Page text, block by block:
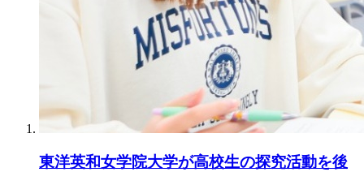
東洋英和女学院大学が高校生の探究活動を後